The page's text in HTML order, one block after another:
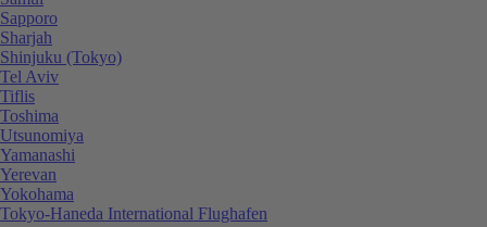
Sapporo
Sharjah
Shinjuku (Tokyo)
Tel Aviv
Tiflis
Toshima
Utsunomiya
Yamanashi
Yerevan
Yokohama
Tokyo-Haneda International Flughafen